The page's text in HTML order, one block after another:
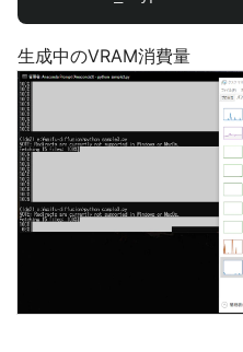
生成中のVRAM消費量